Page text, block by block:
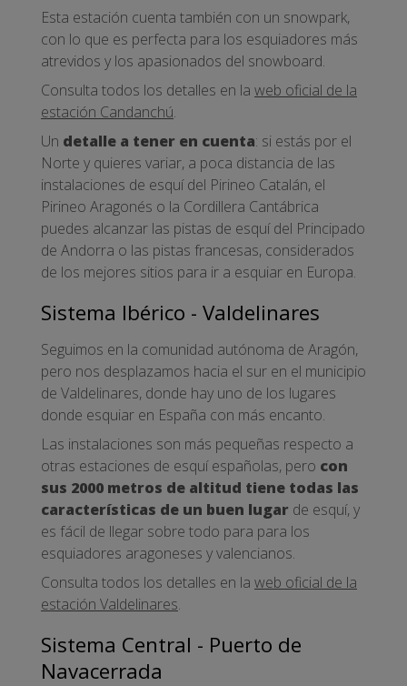
Esta estación cuenta también con un snowpark,
con lo que es perfecta para los esquiadores más
atrevidos y los apasionados del snowboard.
Consulta todos los detalles en la web oficial de la
estación Candanchú.
Un detalle a tener en cuenta: si estás por el
Norte y quieres variar, a poca distancia de las
instalaciones de esquí del Pirineo Catalán, el
Pirineo Aragonés o la Cordillera Cantábrica
puedes alcanzar las pistas de esquí del Principado
de Andorra o las pistas francesas, considerados
de los mejores sitios para ir a esquiar en Europa.
Sistema Ibérico - Valdelinares
Seguimos en la comunidad autónoma de Aragón,
pero nos desplazamos hacia el sur en el municipio
de Valdelinares, donde hay uno de los lugares
donde esquiar en España con más encanto.
Las instalaciones son más pequeñas respecto a
otras estaciones de esquí españolas, pero con
sus 2000 metros de altitud tiene todas las
características de un buen lugar de esquí, y
es fácil de llegar sobre todo para para los
esquiadores aragoneses y valencianos.
Consulta todos los detalles en la web oficial de la
estación Valdelinares.
Sistema Central - Puerto de
Navacerrada